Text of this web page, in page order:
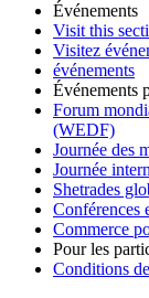
Événements
Visit this
Visitez
événements
Événements
Forum
(WEDF)
Journée des
Journée
Shetrades
Conférences
Commerce
Pour les
Conditions